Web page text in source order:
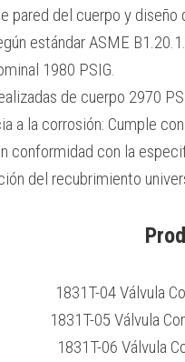
pared del cuerpo y diseño
estándar ASME B1.20.1.
1980 PSIG.
de cuerpo 2970
a la corrosión: Cumple
conformidad con la
del recubrimiento
1831T-04 Válvula
1831T-05 Válvula
1831T-06 Válvula